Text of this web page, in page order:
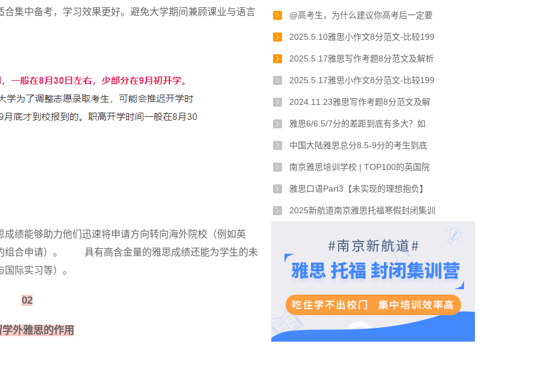
中备考，学习效果更好。避免大学期间兼顾课业与语言
能够助力他们迅速将申请方向转向海外院校（例如英
组合申请）。 具有高含金量的雅思成绩还能为学生的未
际实习等）。
02
雅思的作用
@高考生，为什么建议你高考后一定要
2025.5.10雅思小作文8分范文-比较199
2025.5.17雅思写作考题8分范文及解析
2025.5.17雅思小作文8分范文-比较199
2024.11.23雅思写作考题8分范文及解
雅思6/6.5/7分的差距到底有多大？如
中国大陆雅思总分8.5-9分的考生到底
南京雅思培训学校 | TOP100的英国院
雅思口语Part3【未实现的理想抱负】
2025新航道南京雅思托福寒假封闭集训